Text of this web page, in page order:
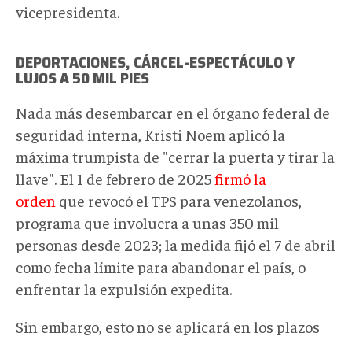
vicepresidenta.
DEPORTACIONES, CÁRCEL-ESPECTÁCULO Y
LUJOS A 50 MIL PIES
Nada más desembarcar en el órgano federal de
seguridad interna, Kristi Noem aplicó la
máxima trumpista de "cerrar la puerta y tirar la
llave". El 1 de febrero de 2025firmó la
orden que revocó el TPS para venezolanos,
programa que involucra a unas 350 mil
personas desde 2023; la medida fijó el 7 de abril
como fecha límite para abandonar el país, o
enfrentar la expulsión expedita.
Sin embargo, esto no se aplicará en los plazos